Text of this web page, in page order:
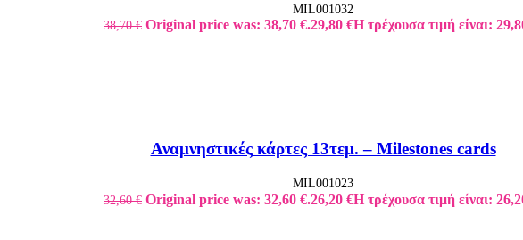
MIL001032
38,70€ Original price was: 38,70 €.29,80 €Η τρέχουσα τιμή είναι:
Αναμνηστικές κάρτες 13τεμ. – Milestones cards
MIL001023
32,60€ Original price was: 32,60 €.26,20 €Η τρέχουσα τιμή είναι: